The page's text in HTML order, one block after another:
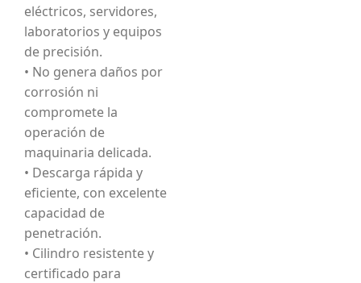
eléctricos, servidores,
laboratorios y equipos
de precisión.
• No genera daños por
corrosión ni
compromete la
operación de
maquinaria delicada.
• Descarga rápida y
eficiente, con excelente
capacidad de
penetración.
• Cilindro resistente y
certificado para